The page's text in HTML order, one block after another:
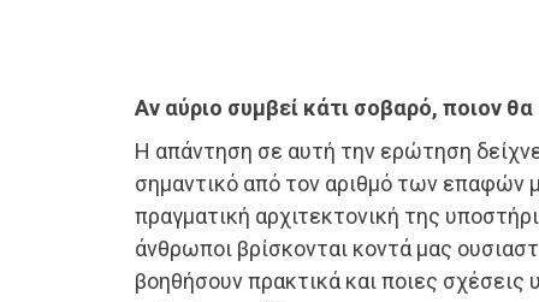
Αν αύριο συμβεί κάτι σοβαρό, ποιον
Η απάντηση σε αυτή την ερώτηση
σημαντικό από τον αριθμό των επαφών
πραγματική αρχιτεκτονική της
άνθρωποι βρίσκονται κοντά μας
βοηθήσουν πρακτικά και ποιες